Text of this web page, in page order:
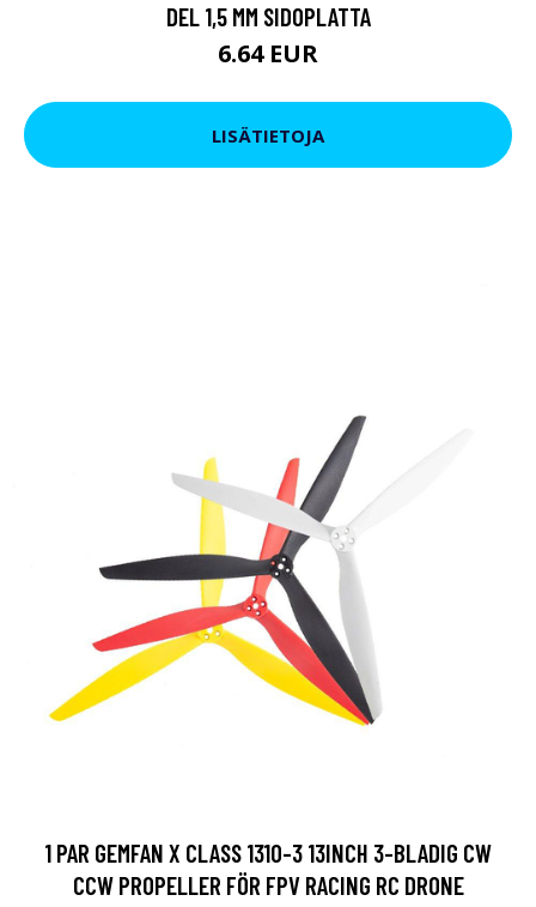
DEL 1,5 MM SIDOPLATTA
6.64 EUR
LISÄTIETOJA
1 PAR GEMFAN X CLASS 1310-3 13INCH 3-BLADIG CW
CCW PROPELLER FÖR FPV RACING RC DRONE